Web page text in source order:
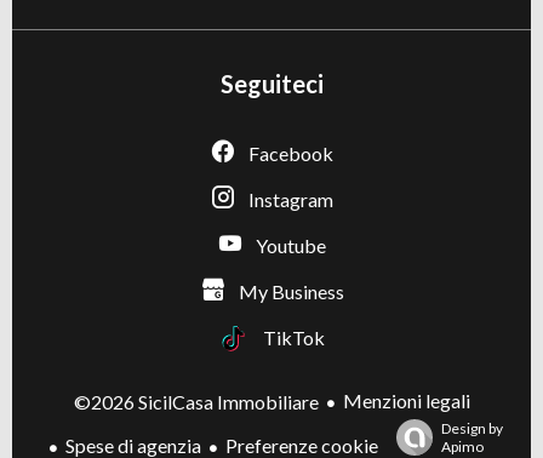
Seguiteci
Facebook
Instagram
Youtube
My Business
TikTok
©2026 SicilCasa Immobiliare
Menzioni legali
Spese di agenzia
Preferenze cookie
Design by
Apimo